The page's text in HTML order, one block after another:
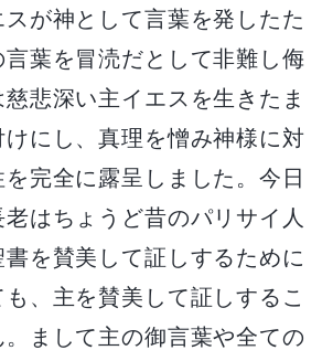
スが神として言葉を発したた
葉を冒涜だとして非難し侮
悲深い主イエスを生きたま
けにし、真理を憎み神様に対
完全に露呈しました。今日
はちょうど昔のパリサイ人
を賛美して証しするために
、主を賛美して証しするこ
まして主の御言葉や全ての